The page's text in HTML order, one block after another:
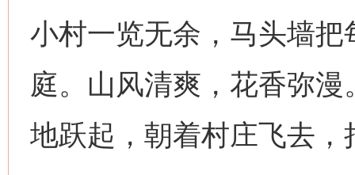
小村一览无余，马头墙
庭。山风清爽，花香弥
地跃起，朝着村庄飞去